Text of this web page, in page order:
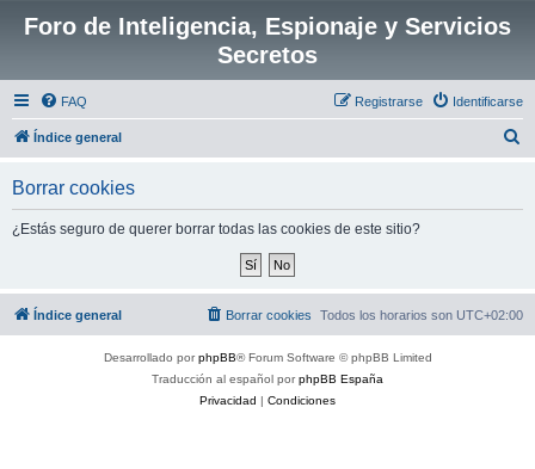
Foro de Inteligencia, Espionaje y Servicios
Secretos
FAQ Identificarse
Registrarse
Índice general
Borrar cookies
¿Estás seguro de querer borrar todas las cookies de este sitio?
Índice general Todos los horarios son UTC+02:00
Borrar cookies
Desarrollado porphpBB® Forum Software © phpBB Limited
Traducción al español porphpBB España
Privacidad | Condiciones